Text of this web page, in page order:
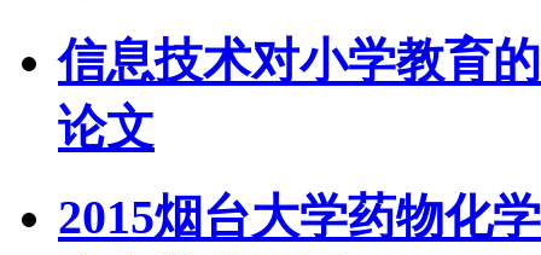
信息技术对小学教育
论文
2015烟台大学药物化